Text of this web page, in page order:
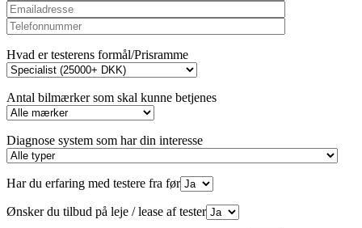
Hvad er testerens formål/Prisramme
Antal bilmærker som skal kunne betjenes
Diagnose system som har din interesse
Har du erfaring med testere fra før
Ønsker du tilbud på leje / lease af tester